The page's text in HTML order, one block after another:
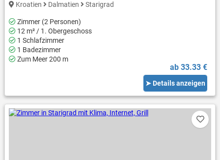
Kroatien Dalmatien Starigrad
Zimmer (2 Personen)
12 m² / 1. Obergeschoss
1 Schlafzimmer
1 Badezimmer
Zum Meer 200 m
ab 33.33 €
➤ Details anzeigen